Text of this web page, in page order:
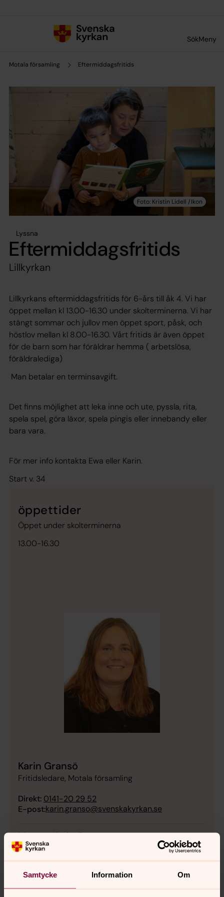
Samtycke Information Om
SökMeny
Motala församling Eftermiddagsfritids
Lyssna
Eftermiddagsfritids
Lillkyrkan
Lillkyrkans eftermiddagsfritids för 6-års till åk 4. Vi har
öppet mellan kl 13.00-16.30 under skolterminerna. Vi har
stängt sommar och jullov men öppet sport, påsk, och
höstlov mellan kl 8.00-16.30. Vårt fritids är även öppet
för de barn som har föräldrar hemma ( arbetslösa,
föräldralediga)
Man betalar en terminsavgift.
Det finns möjlighet att leka inne och ute, pyssla, rita,
spela spel, göra läxor, spela pingis eller innebandy eller
bara vara.
För mer info kontakta Ewa eller Karin.
Start v. 34
öppettider
Öppet under skolterminerna
13.00-16.30
Karin Gransö
Fritidsledare, Motala församling
Direkt: 0141-20 29 52
E-post:karin.granso@svenskakyrkan.se
Mer om Karin Gransö
Lillkyrkan